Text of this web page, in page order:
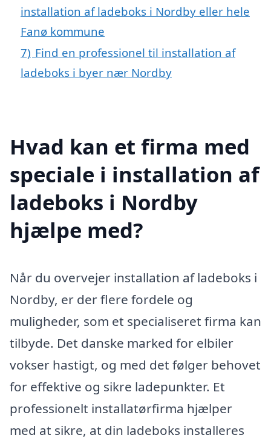
installation af ladeboks i Nordby eller hele
Fanø kommune
7) Find en professionel til installation af
ladeboks i byer nær Nordby
Hvad kan et firma med
speciale i installation af
ladeboks i Nordby
hjælpe med?
Når du overvejer installation af ladeboks i
Nordby, er der flere fordele og
muligheder, som et specialiseret firma kan
tilbyde. Det danske marked for elbiler
vokser hastigt, og med det følger behovet
for effektive og sikre ladepunkter. Et
professionelt installatørfirma hjælper
med at sikre, at din ladeboks installeres